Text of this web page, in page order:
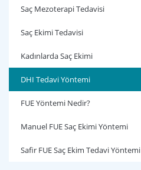
Saç Mezoterapi Tedavisi
Saç Ekimi Tedavisi
Kadınlarda Saç Ekimi
DHI Tedavi Yöntemi
FUE Yöntemi Nedir?
Manuel FUE Saç Ekimi Yöntemi
Safir FUE Saç Ekim Tedavi Yöntemi